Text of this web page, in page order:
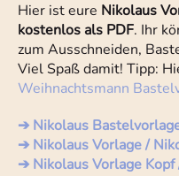
Hier ist eure Nikolaus
kostenlos als PDF. Ihr
zum Ausschneiden,
Viel Spaß damit! Tipp:
Weihnachtsmann
➔ Nikolaus
➔ Nikolaus Vorlage /
➔ Nikolaus Vorlage Kopf